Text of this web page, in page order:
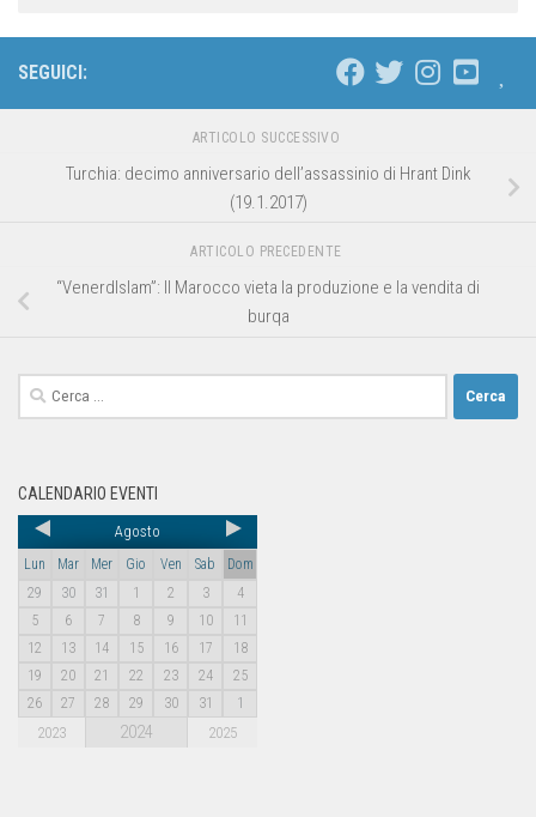
SEGUICI:
ARTICOLO SUCCESSIVO
Turchia: decimo anniversario dell’assassinio di Hrant Dink
(19.1.2017)
ARTICOLO PRECEDENTE
“VenerdIslam”: Il Marocco vieta la produzione e la vendita di
burqa
CALENDARIO EVENTI
Agosto
Lun Mar Mer Gio Ven Sab
Dom
29
30 31 1 2 3
4
5
6 7 8 9 10
11
12
13 14 15 16 17
18
19
20 21 22 23 24
25
26
27 28 29 30 31 1
2023 2024 2025